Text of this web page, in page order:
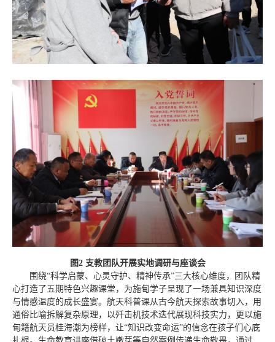
图2 支教团队开展实地调研与座谈会
围绕“科学启蒙、心灵守护、精神传承”三大核心维度，团队精
心打造了五期特色兴趣课堂，为施甸学子呈现了一场兼具知识深度
与情感温度的成长盛宴。航天科普课从古今航天探索故事切入，用
通俗比喻拆解复杂原理，以歼击机技术迭代展现科技实力，更以施
甸籍航天员桂海潮为榜样，让“知识改变命运”的信念在孩子们心底